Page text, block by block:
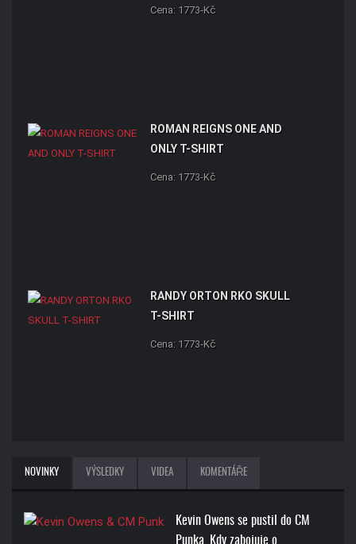
Cena: 1773-Kč
ROMAN REIGNS ONE AND
ONLY T-SHIRT
Cena: 1773-Kč
RANDY ORTON RKO SKULL
T-SHIRT
Cena: 1773-Kč
NOVINKY VÝSLEDKY VIDEA KOMENTÁŘE
Kevin Owens se pustil do CM
Punka. Kdy zabojuje o…